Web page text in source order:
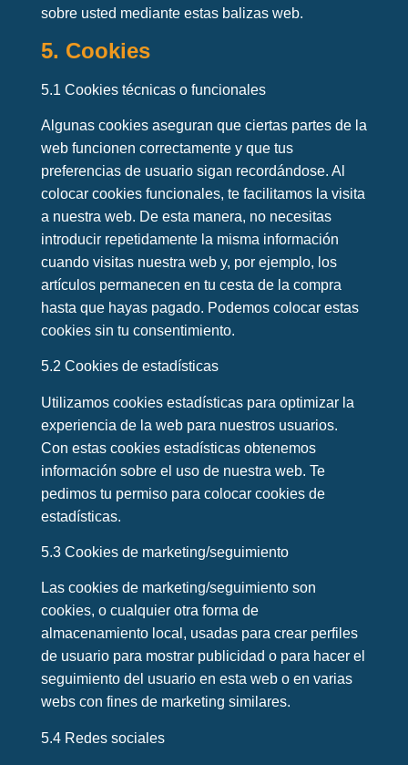
sobre usted mediante estas balizas web.
5. Cookies
5.1 Cookies técnicas o funcionales
Algunas cookies aseguran que ciertas partes de la
web funcionen correctamente y que tus
preferencias de usuario sigan recordándose. Al
colocar cookies funcionales, te facilitamos la visita
a nuestra web. De esta manera, no necesitas
introducir repetidamente la misma información
cuando visitas nuestra web y, por ejemplo, los
artículos permanecen en tu cesta de la compra
hasta que hayas pagado. Podemos colocar estas
cookies sin tu consentimiento.
5.2 Cookies de estadísticas
Utilizamos cookies estadísticas para optimizar la
experiencia de la web para nuestros usuarios.
Con estas cookies estadísticas obtenemos
información sobre el uso de nuestra web. Te
pedimos tu permiso para colocar cookies de
estadísticas.
5.3 Cookies de marketing/seguimiento
Las cookies de marketing/seguimiento son
cookies, o cualquier otra forma de
almacenamiento local, usadas para crear perfiles
de usuario para mostrar publicidad o para hacer el
seguimiento del usuario en esta web o en varias
webs con fines de marketing similares.
5.4 Redes sociales